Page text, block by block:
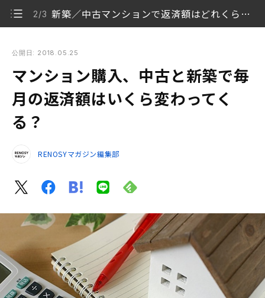
2/3 新築／中古マンションで返済額はどれくらい違うか
くる？
1/3
はじめに、新築／中古マンションをざっと比較してみ
る
2/3 新築／中古マンションで返済額はどれくらい違うか
3/3
公開日: 2018.05.25
マンション購入、中古と新築で毎
月の返済額はいくら変わってく
る？
RENOSYマガジン編集部